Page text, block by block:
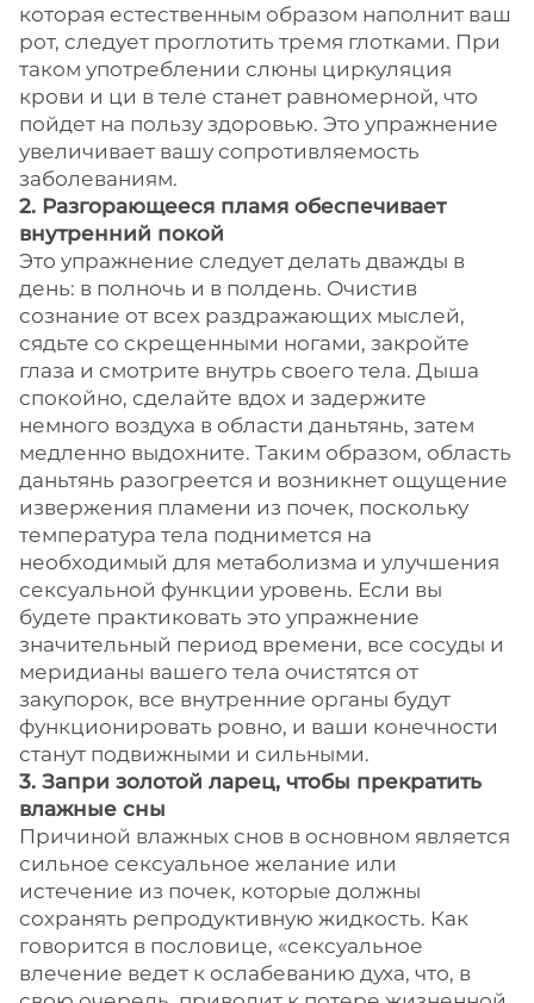
которая естественным образом наполнит ваш
рот, следует проглотить тремя глотками. При
таком употреблении слюны циркуляция
крови и ци в теле станет равномерной, что
пойдет на пользу здоровью. Это упражнение
увеличивает вашу сопротивляемость
заболеваниям.
2. Разгорающееся пламя обеспечивает
внутренний покой
Это упражнение следует делать дважды в
день: в полночь и в полдень. Очистив
сознание от всех раздражающих мыслей,
сядьте со скрещенными ногами, закройте
глаза и смотрите внутрь своего тела. Дыша
спокойно, сделайте вдох и задержите
немного воздуха в области даньтянь, затем
медленно выдохните. Таким образом, область
даньтянь разогреется и возникнет ощущение
извержения пламени из почек, поскольку
температура тела поднимется на
необходимый для метаболизма и улучшения
сексуальной функции уровень. Если вы
будете практиковать это упражнение
значительный период времени, все сосуды и
меридианы вашего тела очистятся от
закупорок, все внутренние органы будут
функционировать ровно, и ваши конечности
станут подвижными и сильными.
3. Запри золотой ларец, чтобы прекратить
влажные сны
Причиной влажных снов в основном является
сильное сексуальное желание или
истечение из почек, которые должны
сохранять репродуктивную жидкость. Как
говорится в пословице, «сексуальное
влечение ведет к ослабеванию духа, что, в